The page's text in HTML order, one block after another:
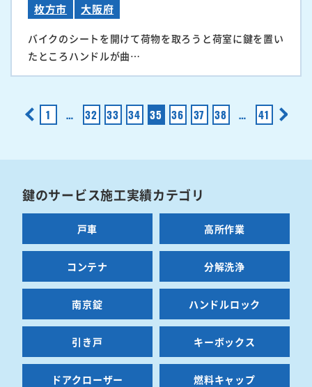
枚方市 大阪府
バイクのシートを開けて荷物を取ろうと荷室に鍵を置い
たところハンドルが曲…
<
1 … 32 33 34 35 36 37 38 … 41
鍵のサービス施工実績カテゴリ
戸車 高所作業
コンテナ 分解洗浄
南京錠 ハンドルロック
引き戸 キーボックス
ドアクローザー 燃料キャップ